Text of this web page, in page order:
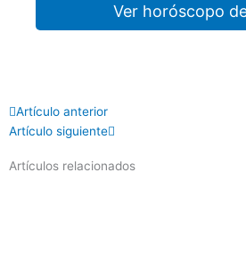
Ver horóscopo
Prev
Artículo anterior
Artículo siguiente
Artículos relacionados